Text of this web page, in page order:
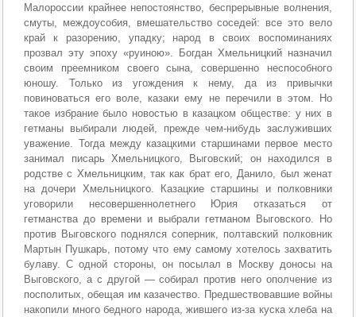
Малороссии крайнее непостоянство, беспрерывные волнения,
смуты, междоусобия, вмешательство соседей: все это вело
край к разорению, упадку; народ в своих воспоминаниях
прозвал эту эпоху «руиною». Богдан Хмельницкий назначил
своим преемником своего сына, совершенно неспособного
юношу. Только из угождения к нему, да из привычки
повиноваться его воле, казаки ему не перечили в этом. Но
такое избрание было новостью в казацком обществе: у них в
гетманы выбирали людей, прежде чем-нибудь заслуживших
уважение. Тогда между казацкими старшинами первое место
занимал писарь Хмельницкого, Выговский; он находился в
родстве с Хмельницким, так как брат его, Данило, был женат
на дочери Хмельницкого. Казацкие старшины и полковники
уговорили несовершеннолетнего Юрия отказаться от
гетманства до времени и выбрали гетманом Выговского. Но
против Выговского поднялся соперник, полтавский полковник
Мартын Пушкарь, потому что ему самому хотелось захватить
булаву. С одной стороны, он посылал в Москву доносы на
Выговского, а с другой — собирал против него ополчение из
посполитых, обещая им казачество. Предшествовавшие войны
накопили много бедного народа, жившего из-за куска хлеба на